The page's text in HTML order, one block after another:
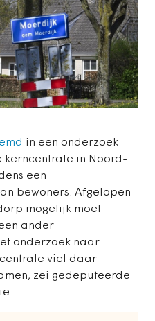
in een onderzoek
kerncentrale in Noord-
een
bewoners. Afgelopen
mogelijk moet
ander
onderzoek naar
viel daar
zei gedeputeerde